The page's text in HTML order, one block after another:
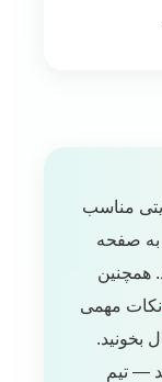
مناسب
به صفحه
همچنین
نکات مهمی
بخونید.
— تیم